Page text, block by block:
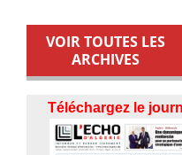
VOIR TOUTES LES
ARCHIVES